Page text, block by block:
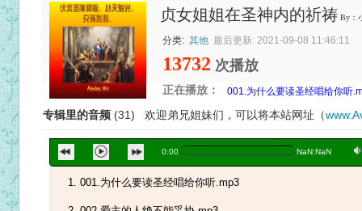
贞女姐姐在圣神内的祈祷 By：
分类: 其他 最后更新: 2021-09-08 11:46:11
13732 次播放
正在播放：
专辑里的音频 (31) 欢迎弟兄姐妹们，可以将本站网址（
0:00 NaN:NaN a
001.为什么要读圣经唱给你听
001.为什么要读圣经唱给你听.mp3